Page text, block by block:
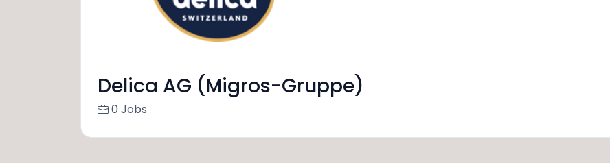
Delica AG (Migros-Gruppe)
0 Jobs